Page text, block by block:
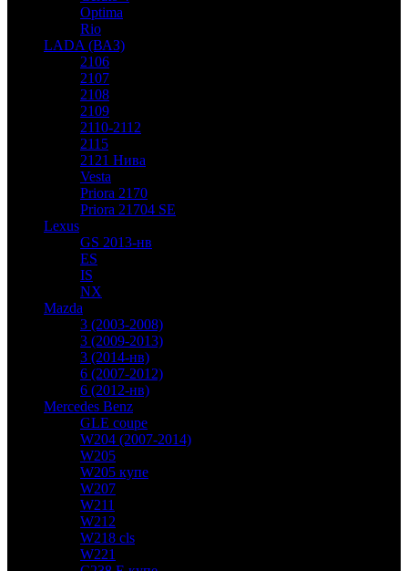
Optima
Rio
LADA (ВАЗ)
2106
2107
2108
2109
2110-2112
2115
2121 Нива
Vesta
Priora 2170
Priora 21704 SE
Lexus
GS 2013-нв
ES
IS
NX
Mazda
3 (2003-2008)
3 (2009-2013)
3 (2014-нв)
6 (2007-2012)
6 (2012-нв)
Mercedes Benz
GLE coupe
W204 (2007-2014)
W205
W205 купе
W207
W211
W212
W218 cls
W221